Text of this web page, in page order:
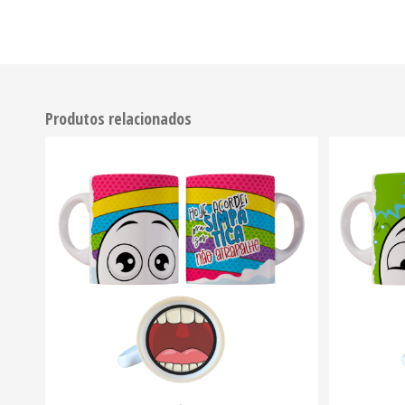
Produtos relacionados